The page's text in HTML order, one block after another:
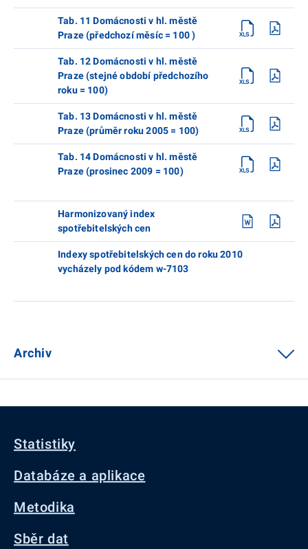
Tab. 11 Domácnosti v hl. městě
Praze (předchozí měsíc = 100 )
Tab. 12 Domácnosti v hl. městě
Praze (stejné období předchozího
roku = 100)
Tab. 13 Domácnosti v hl. městě
Praze (průměr roku 2005 = 100)
Tab. 14 Domácnosti v hl. městě
Praze (prosinec 2009 = 100)
Harmonizovaný index
spotřebitelských cen
Indexy spotřebitelských cen do roku 2010
vycházely pod kódem w-7103
Archiv
Statistiky
Databáze a aplikace
Metodika
Sběr dat